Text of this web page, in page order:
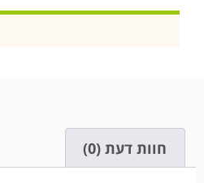
חוות דעת (0)